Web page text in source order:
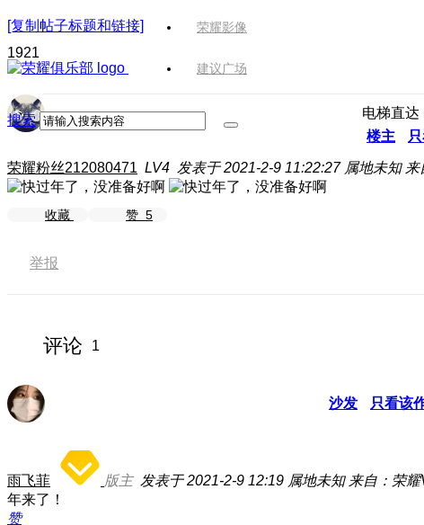
荣耀影像
建议广场
搜索
[复制帖子标题和链接]
1921
电梯直达
楼主
荣耀粉丝212080471 LV4 发表于 2021-2-9 11:22:27 属地未知 来
收藏 赞 5
举报
评论 1
沙发 只看该
雨飞菲 版主 发表于 2021-2-9 12:19 属地未知 来自：荣
年来了！
赞